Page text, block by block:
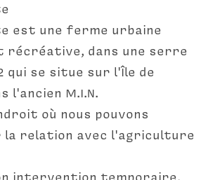
est une ferme urbaine
récréative, dans une serre
qui se situe sur l'Île de
l'ancien M.I.N.
où nous pouvons
relation avec l'agriculture